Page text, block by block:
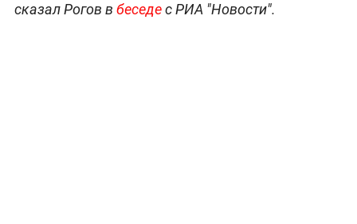
сказал Рогов в беседес РИА "Новости".